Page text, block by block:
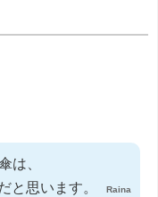
は、
と思います。
Raina